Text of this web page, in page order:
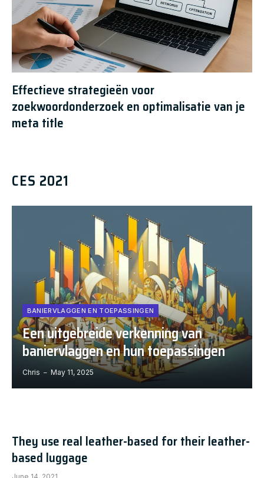
Effectieve strategieën voor
zoekwoordonderzoek en optimalisatie van je
meta title
CES 2021
BANIERVLAGGEN EN TOEPASSINGEN
Een uitgebreide verkenning van
baniervlaggen en hun toepassingen
Chris May 11, 2025
They use real leather-based for their leather-
based luggage